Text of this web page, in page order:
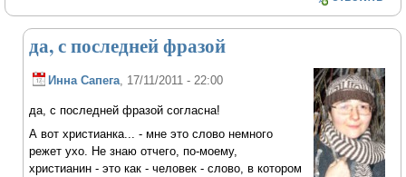
да, с последней фразой
Инна Сапега , 17/11/2011 - 22:00
да, с последней фразой согласна!
А вот христианка... - мне это слово немного
режет ухо. Не знаю отчего, по-моему,
христианин - это как - человек - слово, в котором